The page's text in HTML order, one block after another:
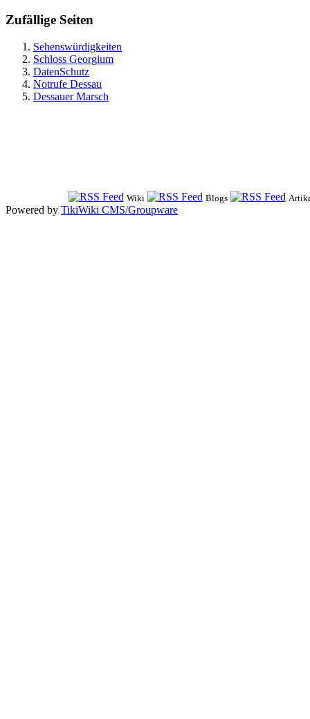
Zufällige Seiten
Sehenswürdigkeiten
Schloss Georgium
DatenSchutz
Notrufe Dessau
Dessauer Marsch
Wiki Blogs
Powered by TikiWiki CMS/Groupware